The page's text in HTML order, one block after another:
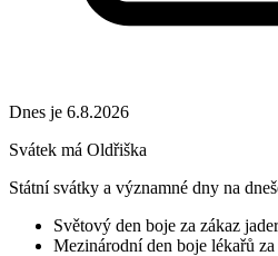
Dnes je 6.8.2026
Svátek má Oldřiška
Státní svátky a významné dny na
Světový den boje za zákaz
Mezinárodní den boje lékařů